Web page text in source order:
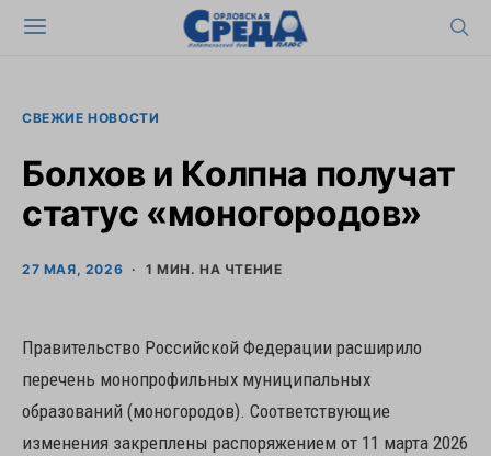
СВЕЖИЕ НОВОСТИ
Болхов и Колпна получат
статус «моногородов»
27 МАЯ, 2026 1 МИН. НА ЧТЕНИЕ
Правительство Российской Федерации расширило
перечень монопрофильных муниципальных
образований (моногородов). Соответствующие
изменения закреплены распоряжением от 11 марта 2026